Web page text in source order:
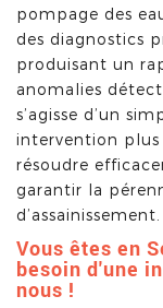
pompage des
des diagnostics
produisant un
anomalies
s’agisse d’un
intervention plus
résoudre
garantir la
d’assainissement.
Vous êtes en
besoin d'une
nous !